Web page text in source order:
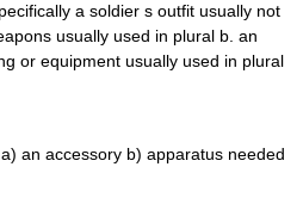
a soldier s outfit usually not
usually used in plural b. an
or equipment usually used in plural
an accessory b) apparatus needed